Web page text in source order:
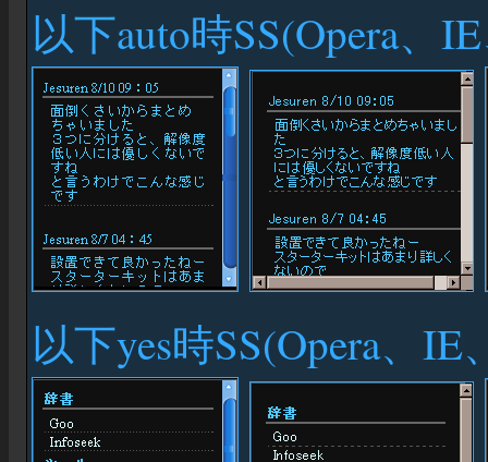
以下auto時SS(Opera、
以下yes時SS(Opera、